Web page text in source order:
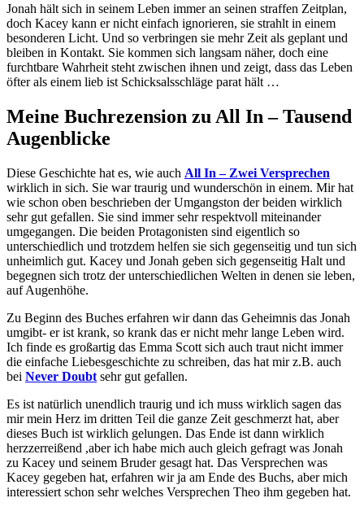
Jonah hält sich in seinem Leben immer an seinen straffen Zeitplan,
doch Kacey kann er nicht einfach ignorieren, sie strahlt in einem
besonderen Licht. Und so verbringen sie mehr Zeit als geplant und
bleiben in Kontakt. Sie kommen sich langsam näher, doch eine
furchtbare Wahrheit steht zwischen ihnen und zeigt, dass das Leben
öfter als einem lieb ist Schicksalsschläge parat hält …
Meine Buchrezension zu All In – Tausend
Augenblicke
Diese Geschichte hat es, wie auch All In – Zwei Versprechen
wirklich in sich. Sie war traurig und wunderschön in einem. Mir hat
wie schon oben beschrieben der Umgangston der beiden wirklich
sehr gut gefallen. Sie sind immer sehr respektvoll miteinander
umgegangen. Die beiden Protagonisten sind eigentlich so
unterschiedlich und trotzdem helfen sie sich gegenseitig und tun sich
unheimlich gut. Kacey und Jonah geben sich gegenseitig Halt und
begegnen sich trotz der unterschiedlichen Welten in denen sie leben,
auf Augenhöhe.
Zu Beginn des Buches erfahren wir dann das Geheimnis das Jonah
umgibt- er ist krank, so krank das er nicht mehr lange Leben wird.
Ich finde es großartig das Emma Scott sich auch traut nicht immer
die einfache Liebesgeschichte zu schreiben, das hat mir z.B. auch
bei Never Doubt sehr gut gefallen.
Es ist natürlich unendlich traurig und ich muss wirklich sagen das
mir mein Herz im dritten Teil die ganze Zeit geschmerzt hat, aber
dieses Buch ist wirklich gelungen. Das Ende ist dann wirklich
herzzerreißend ,aber ich habe mich auch gleich gefragt was Jonah
zu Kacey und seinem Bruder gesagt hat. Das Versprechen was
Kacey gegeben hat, erfahren wir ja am Ende des Buchs, aber mich
interessiert schon sehr welches Versprechen Theo ihm gegeben hat.